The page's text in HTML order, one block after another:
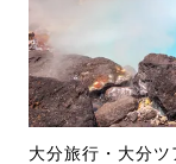
大分旅行・大分